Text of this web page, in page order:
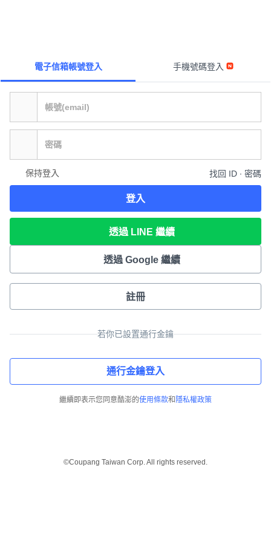
電子信箱帳號登入 手機號碼登入
保持登入 找回 ID ∙ 密碼
登入
透過 LINE 繼續
透過 Google 繼續
註冊
若你已設置通行金鑰
通行金鑰登入
繼續即表示您同意酷澎的使用條款和 隱私權政策
©Coupang Taiwan Corp. All rights reserved.